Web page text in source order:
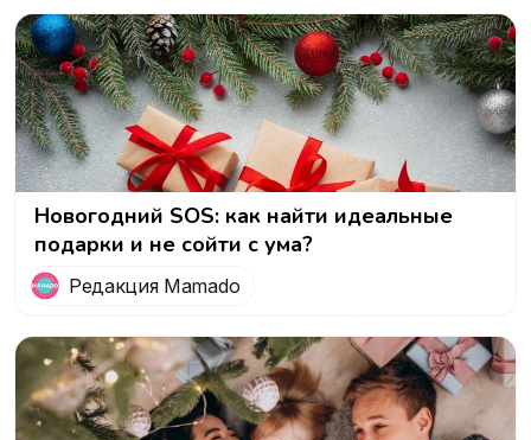
Новогодний SOS: как найти идеальные
подарки и не сойти с ума?
Редакция Mamado